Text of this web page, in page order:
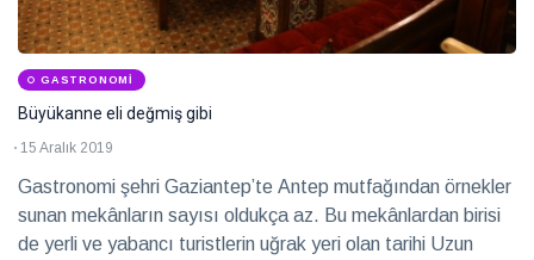
GASTRONOMI
Büyükanne eli değmiş gibi
15 Aralık 2019
Gastronomi şehri Gaziantep’te Antep mutfağından örnekler
sunan mekânların sayısı oldukça az. Bu mekânlardan birisi
de yerli ve yabancı turistlerin uğrak yeri olan tarihi Uzun